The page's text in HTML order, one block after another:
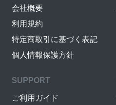
会社概要
利用規約
特定商取引に基づく表記
個人情報保護方針
SUPPORT
ご利用ガイド